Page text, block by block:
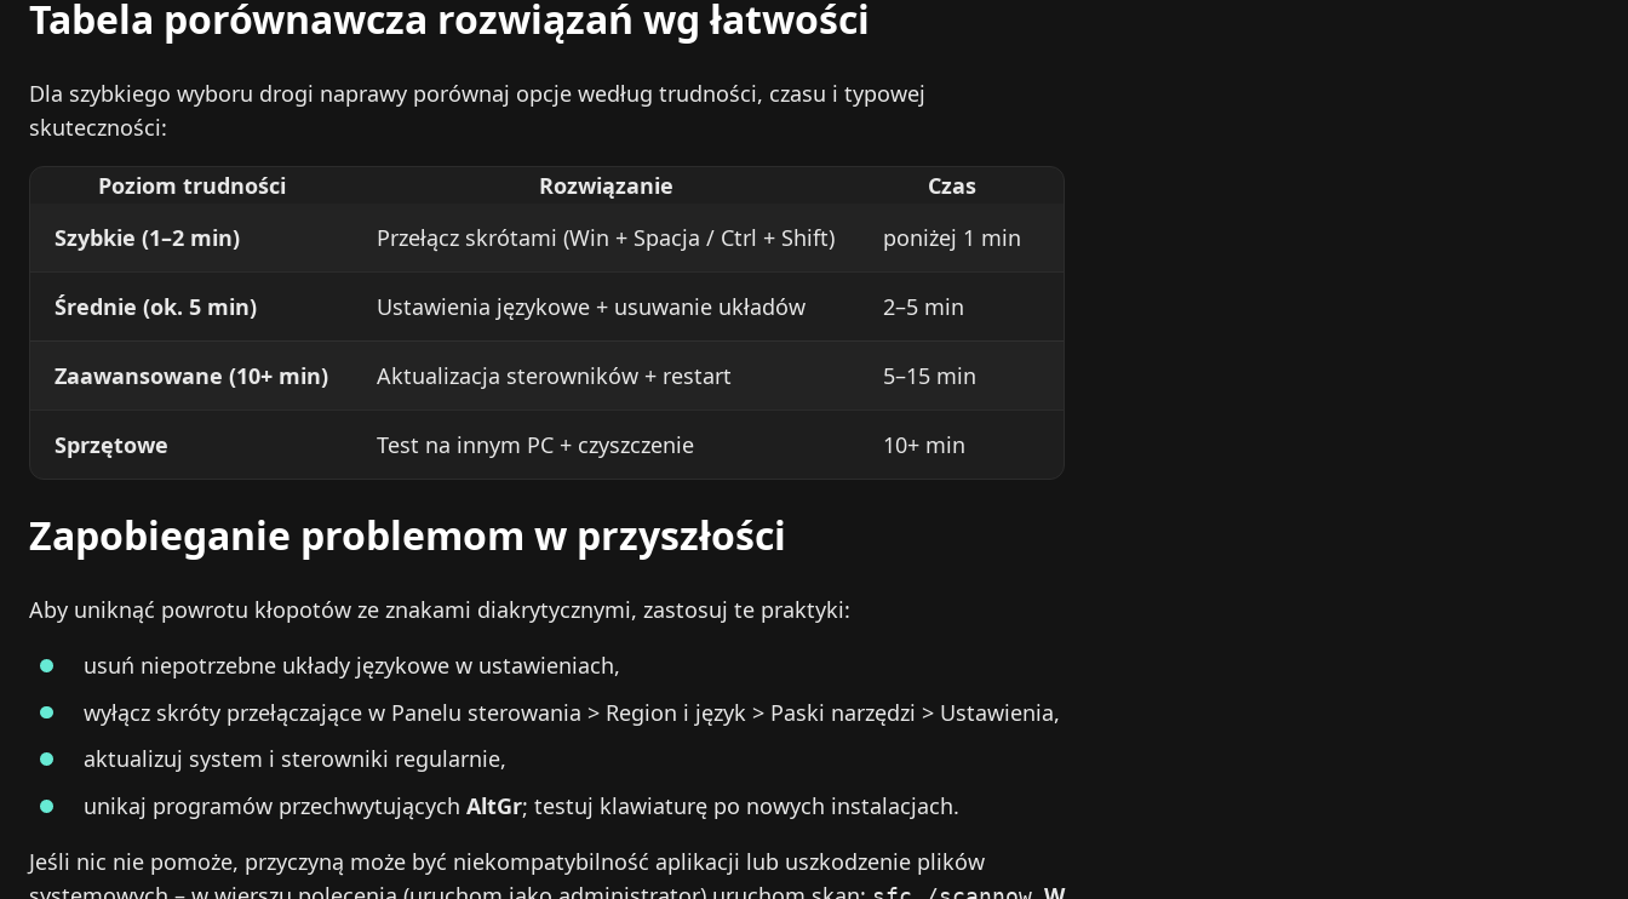
Tabela porównawcza rozwiązań wg łatwości
Dla szybkiego wyboru drogi naprawy porównaj opcje według trudności, czasu i typowej
skuteczności:
Poziom trudności
Rozwiązanie Czas
Szybkie (1–2 min)
Przełącz skrótami (Win + Spacja / Ctrl + Shift) poniżej 1 min
Średnie (ok. 5 min) Ustawienia językowe + usuwanie układów 2–5 min
Zaawansowane (10+ min) Aktualizacja sterowników + restart 5–15 min
Sprzętowe Test na innym PC + czyszczenie 10+ min
Zapobieganie problemom w przyszłości
Aby uniknąć powrotu kłopotów ze znakami diakrytycznymi, zastosuj te praktyki:
usuń niepotrzebne układy językowe w ustawieniach,
wyłącz skróty przełączające w Panelu sterowania > Region i język > Paski narzędzi > Ustawienia,
aktualizuj system i sterowniki regularnie,
unikaj programów przechwytujących AltGr; testuj klawiaturę po nowych instalacjach.
Jeśli nic nie pomoże, przyczyną może być niekompatybilność aplikacji lub uszkodzenie plików